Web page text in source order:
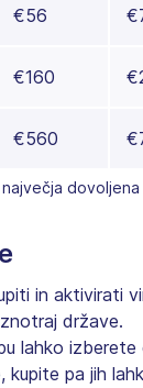
€56
€160
€560
dovoljena
in aktivirati
države.
lahko
pa jih